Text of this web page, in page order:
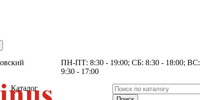
ПН-ПТ: 8:30 - 19:00; СБ: 8:30 - 18:00; ВС:
9:30 - 17:00
Каталог